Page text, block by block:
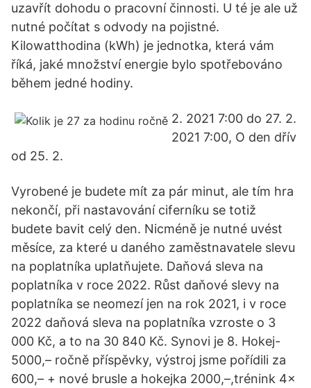
uzavřít dohodu o pracovní činnosti. U té je ale už
nutné počítat s odvody na pojistné.
Kilowatthodina (kWh) je jednotka, která vám
říká, jaké množství energie bylo spotřebováno
během jedné hodiny.
2. 2021 7:00 do 27. 2.
2021 7:00, O den dřív
od 25. 2.
Vyrobené je budete mít za pár minut, ale tím hra
nekončí, při nastavování ciferníku se totiž
budete bavit celý den. Nicméně je nutné uvést
měsíce, za které u daného zaměstnavatele slevu
na poplatníka uplatňujete. Daňová sleva na
poplatníka v roce 2022. Růst daňové slevy na
poplatníka se neomezí jen na rok 2021, i v roce
2022 daňová sleva na poplatníka vzroste o 3
000 Kč, a to na 30 840 Kč. Synovi je 8. Hokej-
5000,– ročně příspěvky, výstroj jsme pořídili za
600,– + nové brusle a hokejka 2000,–,trénink 4×